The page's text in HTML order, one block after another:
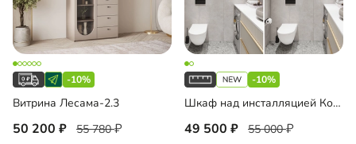
-10%
Витрина Лесама-2.3
50 200 55 780
-10%
Шкаф над инсталляцией Колланда-2
49 500 55 000